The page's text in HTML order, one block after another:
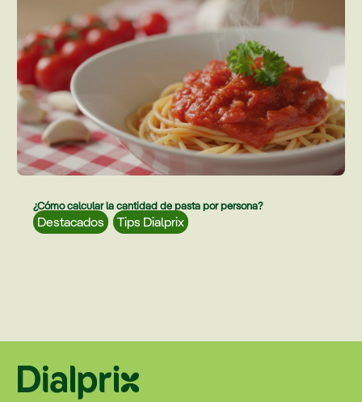
¿Cómo calcular la cantidad de pasta por persona?
Destacados , Tips Dialprix